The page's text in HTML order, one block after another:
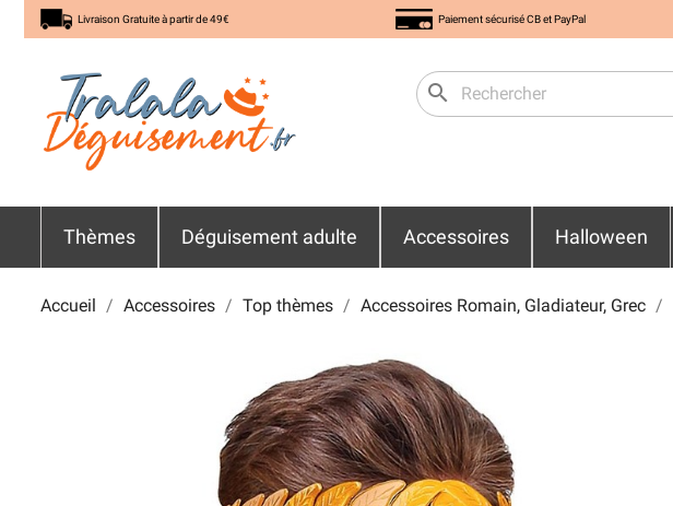
Livraison Gratuite à partir de 49€ Paiement sécurisé CB et PayPal
search
Thèmes Déguisement adulte Accessoires Halloween
Accueil Accessoires Top thèmes Accessoires Romain, Gladiateur, Grec